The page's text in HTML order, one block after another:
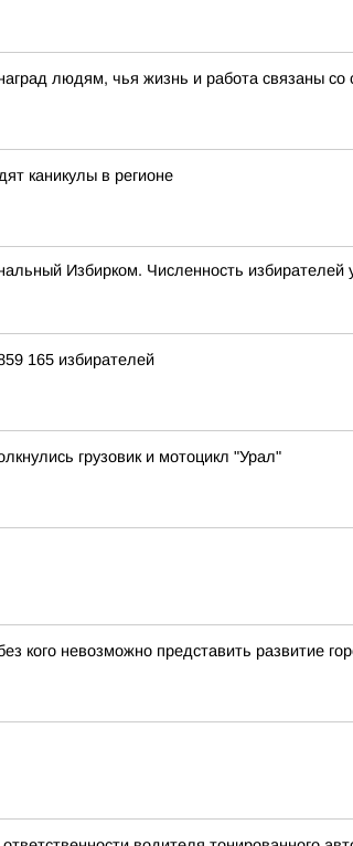
людям, чья жизнь и работа связаны со
каникулы в регионе
Избирком. Численность
165 избирателей
грузовик и мотоцикл "Урал"
кого невозможно представить развитие